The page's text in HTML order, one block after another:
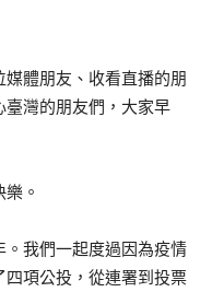
體朋友、收看直播的朋
灣的朋友們，大家早
。
我們一起度過因為疫情
項公投，從連署到投票